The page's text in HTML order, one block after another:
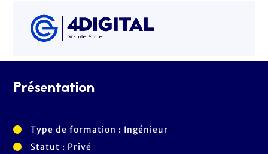
Présentation
Type de formation : Ingénieur
Statut : Privé